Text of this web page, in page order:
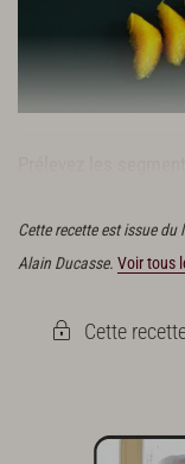
Cette recette est issue
Alain Ducasse. Voir tous
Cette